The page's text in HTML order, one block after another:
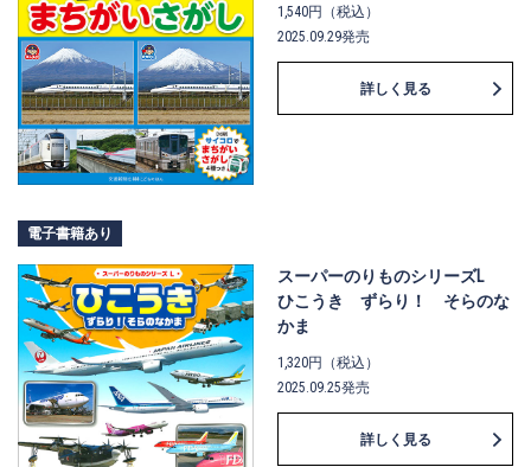
1,540円（税込）
2025.09.29発売
詳しく見る
電子書籍あり
スーパーのりものシリーズL
ひこうき ずらり！ そらのな
かま
1,320円（税込）
2025.09.25発売
詳しく見る